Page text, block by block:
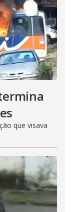
que visava